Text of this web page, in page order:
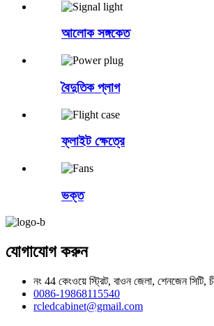
আলোক সঙ্গকেত
বৈদুতিক প্লাগ
ফ্লাইট ক্ষেত্রে
ভক্ত
যোগাযোগ করুন
নং 44 কেংওয়ে স্ট্রিট, বাওন জেলা, শেনজেন সিটি,
0086-19868115540
rcledcabinet@gmail.com